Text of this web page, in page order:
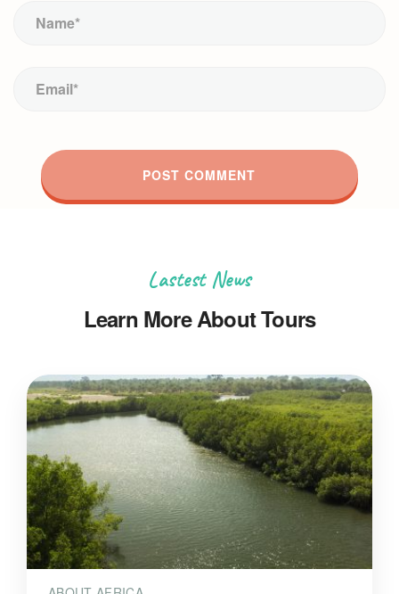
Lastest News
Learn More About Tours